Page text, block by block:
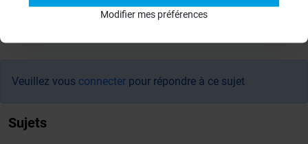
Résultats - page 1 (2 résultats au total)
Veuillez vous connecter pour répondre à ce sujet
Sujets
Modifier mes préférences